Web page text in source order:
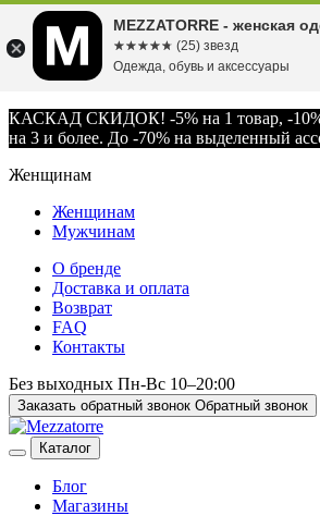
КАСКАД СКИДОК! -5% на 1 товар, -10%
на 3 и более. До -70% на выделенный
Женщинам
Женщинам
Мужчинам
О бренде
Доставка и оплата
Возврат
FAQ
Контакты
Без выходных Пн-Вс 10–20:00
Заказать обратный звонок Обратный звонок
Каталог
Блог
Магазины
MEZZATORRE - женская
☆☆☆☆☆
★★★★★ (25) звезд
Одежда, обувь и аксессуары